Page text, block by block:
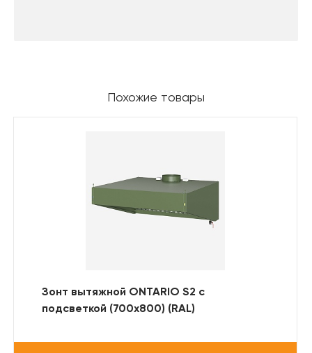
Похожие товары
Зонт вытяжной ONTARIO S2 с
подсветкой (700x800) (RAL)